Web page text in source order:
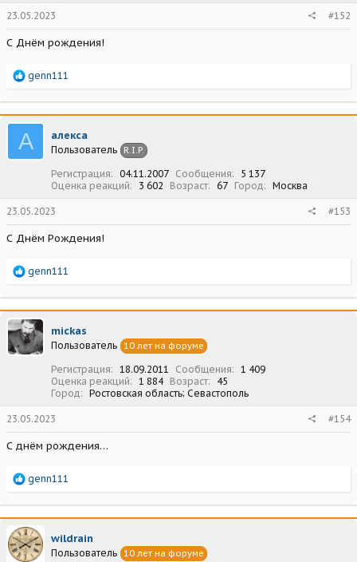
23.05.2023 #152
С Днём рождения!
Р
а
к
ц
и
и
genn111
А алекса
Пользователь R.I.P.
Регистрация 04.11.2007 Сообщения
5 137
Оценка реакций
3 602 Возраст 67 Город Москва
23.05.2023 #153
С Днём Рождения!
Р
а
к
ц
и
и
genn111
mickas
Пользователь 10 лет на форуме
Регистрация 18.09.2011 Сообщения
1 409
Оценка реакций
1 884 Возраст
45
Город
Ростовская область; Севастополь
23.05.2023 #154
С днём рождения…
Р
а
к
ц
и
и
genn111
wildrain
Пользователь 10 лет на форуме